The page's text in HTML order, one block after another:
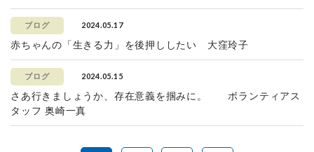
ブログ 2024.05.17
赤ちゃんの「生きる力」を後押ししたい 大窪玲子
ブログ 2024.05.15
さあ行きましょうか、存在意義を掴みに。 ボランティアス
タッフ 奥崎一真